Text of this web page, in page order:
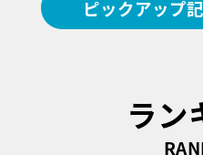
ピックアップ
ラン